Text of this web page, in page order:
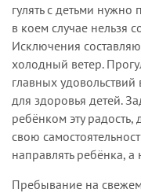
гулять с детьми
в коем случае нельзя
Исключения
холодный ветер.
главных
для здоровья детей.
ребёнком эту радость,
свою
направлять ребёнка,
Пребывание на